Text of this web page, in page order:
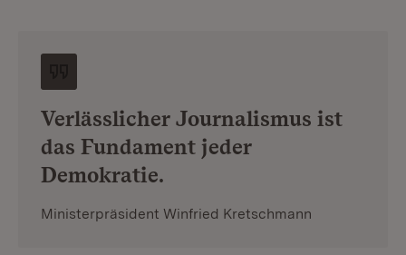
Verlässlicher Journalismus ist
das Fundament jeder
Demokratie.
Ministerpräsident Winfried Kretschmann